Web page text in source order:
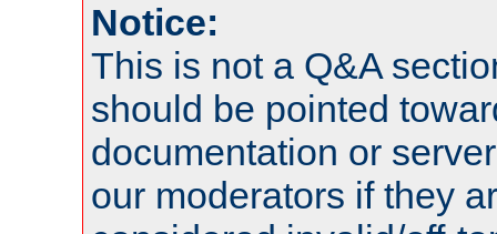
Notice:
This is not a Q&A
should be pointed
documentation or
our moderators if they